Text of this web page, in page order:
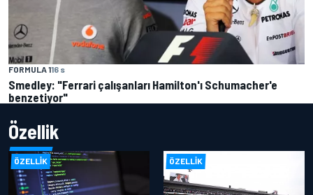
FORMULA 116 s
Smedley: "Ferrari çalışanları Hamilton'ı Schumacher'e
benzetiyor"
Özellik
ÖZELLIK ÖZELLIK